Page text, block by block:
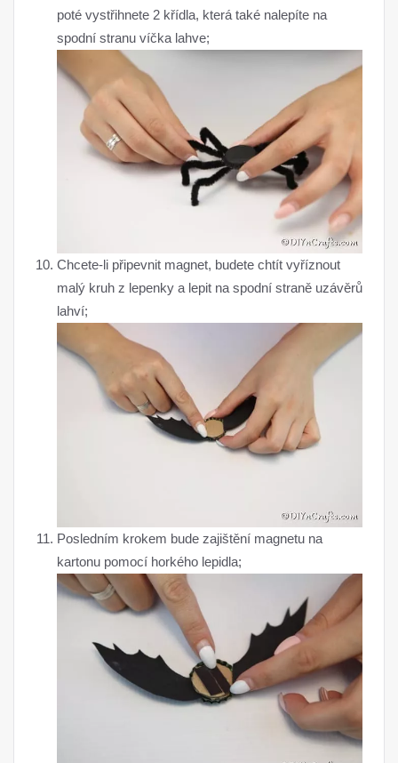
poté vystřihnete 2 křídla, která také nalepíte na
spodní stranu víčka lahve;
Chcete-li připevnit magnet, budete chtít vyříznout
malý kruh z lepenky a lepit na spodní straně uzávěrů
lahví;
Posledním krokem bude zajištění magnetu na
kartonu pomocí horkého lepidla;